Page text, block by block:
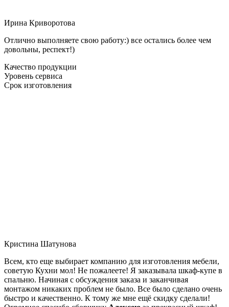
Ирина Криворотова
Отлично выполняете свою работу:) все остались более чем
довольны, респект!)
Качество продукции
Уровень сервиса
Срок изготовления
Кристина Шатунова
Всем, кто еще выбирает компанию для изготовления мебели,
советую Кухни мол! Не пожалеете! Я заказывала шкаф-купе в
спальню. Начиная с обсуждения заказа и заканчивая
монтажом никаких проблем не было. Все было сделано очень
быстро и качественно. К тому же мне ещё скидку сделали!